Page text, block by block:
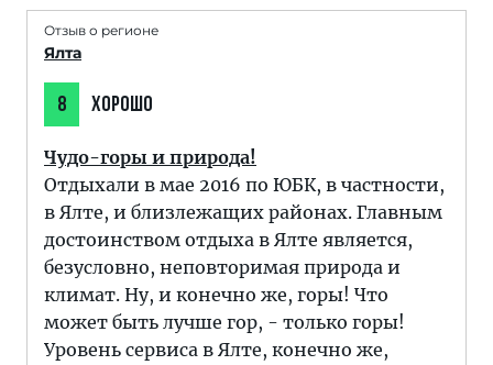
Отзыв о регионе
Ялта
8 ХОРОШО
Чудо-горы и природа!
Отдыхали в мае 2016 по ЮБК, в частности,
в Ялте, и близлежащих районах. Главным
достоинством отдыха в Ялте является,
безусловно, неповторимая природа и
климат. Ну, и конечно же, горы! Что
может быть лучше гор, - только горы!
Уровень сервиса в Ялте, конечно же,